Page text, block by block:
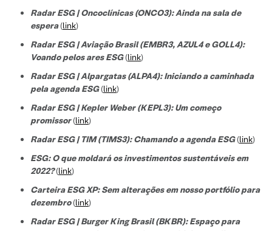
Radar ESG | Oncoclínicas (ONCO3): Ainda na sala de
espera(link)
Radar ESG | Aviação Brasil (EMBR3, AZUL4 e GOLL4):
Voando pelos ares ESG(link)
Radar ESG | Alpargatas (ALPA4): Iniciando a caminhada
pela agenda ESG(link)
Radar ESG | Kepler Weber (KEPL3): Um começo
promissor(link)
Radar ESG | TIM (TIMS3): Chamando a agenda ESG(link)
ESG: O que moldará os investimentos sustentáveis em
2022?(link)
Carteira ESG XP: Sem alterações em nosso portfólio para
dezembro(link)
Radar ESG | Burger King Brasil (BKBR): Espaço para